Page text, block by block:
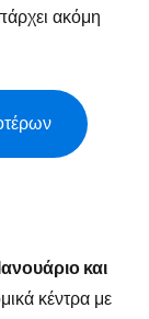
ακόμη
και
κέντρα με